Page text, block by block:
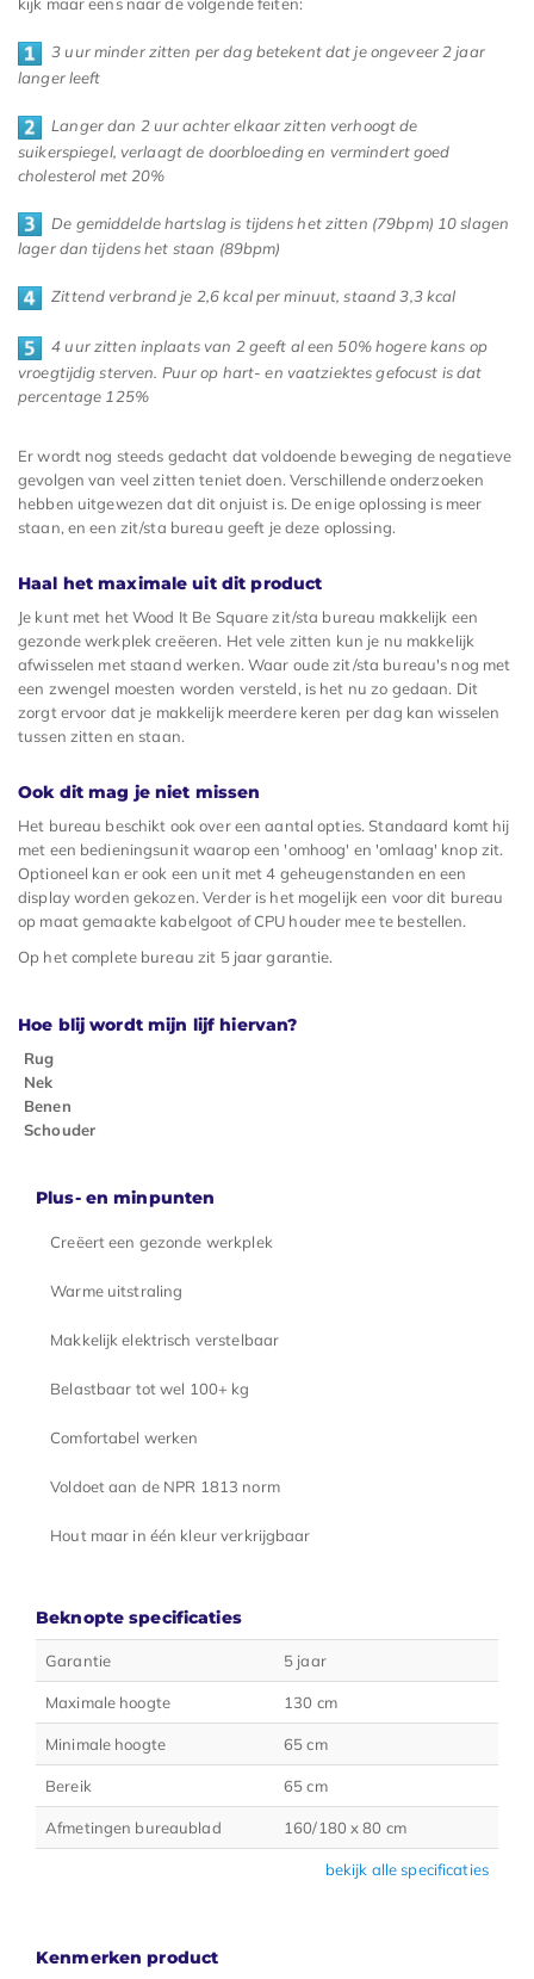
3 uur minder zitten per dag betekent dat je ongeveer 2 jaar
langer leeft
Langer dan 2 uur achter elkaar zitten verhoogt de
suikerspiegel, verlaagt de doorbloeding en vermindert goed
cholesterol met 20%
De gemiddelde hartslag is tijdens het zitten (79bpm) 10 slagen
lager dan tijdens het staan (89bpm)
Zittend verbrand je 2,6 kcal per minuut, staand 3,3 kcal
4 uur zitten inplaats van 2 geeft al een 50% hogere kans op
vroegtijdig sterven. Puur op hart- en vaatziektes gefocust is dat
percentage 125%
Er wordt nog steeds gedacht dat voldoende beweging de negatieve
gevolgen van veel zitten teniet doen. Verschillende onderzoeken
hebben uitgewezen dat dit onjuist is. De enige oplossing is meer
staan, en een zit/sta bureau geeft je deze oplossing.
Haal het maximale uit dit product
Je kunt met het Wood It Be Square zit/sta bureau makkelijk een
gezonde werkplek creëeren. Het vele zitten kun je nu makkelijk
afwisselen met staand werken. Waar oude zit/sta bureau's nog met
een zwengel moesten worden versteld, is het nu zo gedaan. Dit
zorgt ervoor dat je makkelijk meerdere keren per dag kan wisselen
tussen zitten en staan.
Ook dit mag je niet missen
Het bureau beschikt ook over een aantal opties. Standaard komt hij
met een bedieningsunit waarop een 'omhoog' en 'omlaag' knop zit.
Optioneel kan er ook een unit met 4 geheugenstanden en een
display worden gekozen. Verder is het mogelijk een voor dit bureau
op maat gemaakte kabelgoot of CPU houder mee te bestellen.
Op het complete bureau zit 5 jaar garantie.
Hoe blij wordt mijn lijf hiervan?
Rug
Nek
Benen
Schouder
Plus- en minpunten
Creëert een gezonde werkplek
Warme uitstraling
Makkelijk elektrisch verstelbaar
Belastbaar tot wel 100+ kg
Comfortabel werken
Voldoet aan de NPR 1813 norm
Hout maar in één kleur verkrijgbaar
Beknopte specificaties
Garantie 5 jaar
Maximale hoogte 130 cm
Minimale hoogte 65 cm
Bereik 65 cm
Afmetingen bureaublad 160/180 x 80 cm
bekijk alle specificaties
Kenmerken product